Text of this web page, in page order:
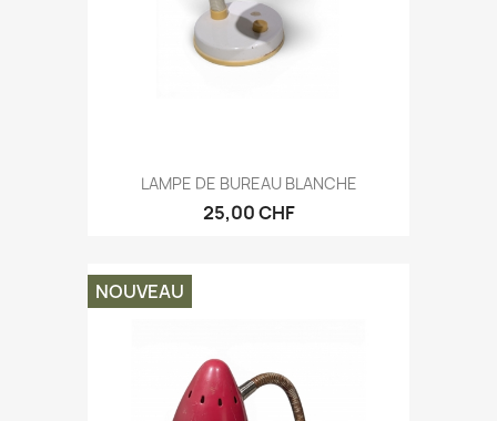
LAMPE DE BUREAU BLANCHE
25,00 CHF
NOUVEAU